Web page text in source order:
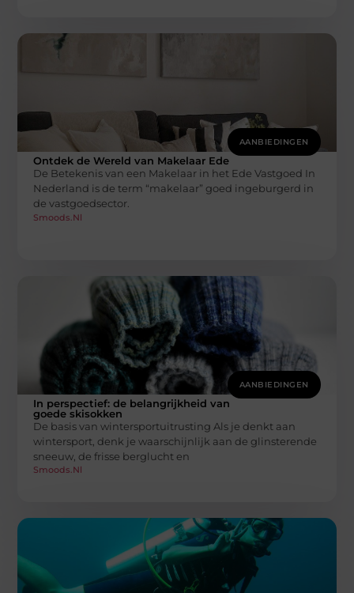
AANBIEDINGEN
Ontdek de Wereld van Makelaar Ede
De Betekenis van een Makelaar in het Ede Vastgoed In
Nederland is de term “makelaar” goed ingeburgerd in
de vastgoedsector.
Smoods.nl
AANBIEDINGEN
In perspectief: de belangrijkheid van
goede skisokken
De basis van wintersportuitrusting Als je denkt aan
wintersport, denk je waarschijnlijk aan de glinsterende
sneeuw, de frisse berglucht en
Smoods.nl